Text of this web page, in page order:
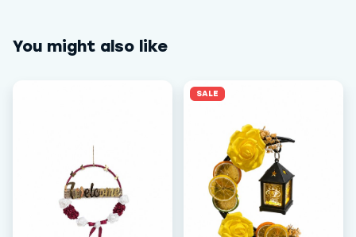
You might also like
SALE